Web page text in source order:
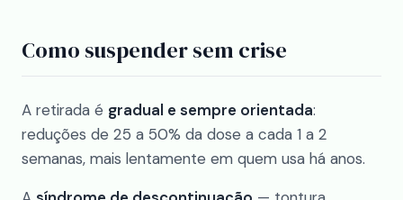
Como suspender sem crise
A retirada é gradual e sempre orientada:
reduções de 25 a 50% da dose a cada 1 a 2
semanas, mais lentamente em quem usa há anos.